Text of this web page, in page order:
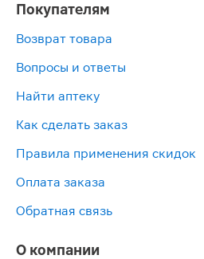
Покупателям
Возврат товара
Вопросы и ответы
Найти аптеку
Как сделать заказ
Правила применения скидок
Оплата заказа
Обратная связь
О компании